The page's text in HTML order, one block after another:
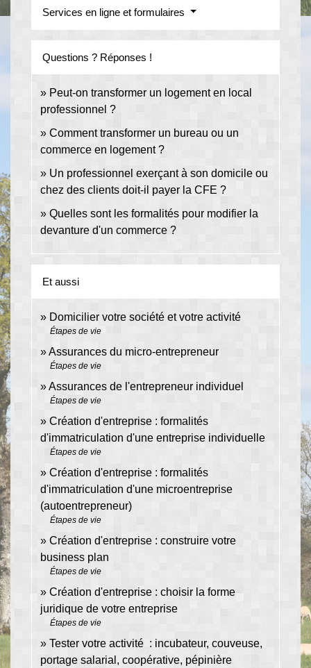
Services en ligne et formulaires
Questions ? Réponses !
Peut-on transformer un logement en local
professionnel ?
Comment transformer un bureau ou un
commerce en logement ?
Un professionnel exerçant à son domicile ou
chez des clients doit-il payer la CFE ?
Quelles sont les formalités pour modifier la
devanture d'un commerce ?
Et aussi
Domicilier votre société et votre activité
Étapes de vie
Assurances du micro-entrepreneur
Étapes de vie
Assurances de l'entrepreneur individuel
Étapes de vie
Création d'entreprise : formalités
d'immatriculation d'une entreprise individuelle
Étapes de vie
Création d'entreprise : formalités
d'immatriculation d'une microentreprise
(autoentrepreneur)
Étapes de vie
Création d'entreprise : construire votre
business plan
Étapes de vie
Création d'entreprise : choisir la forme
juridique de votre entreprise
Étapes de vie
Tester votre activité : incubateur, couveuse,
portage salarial, coopérative, pépinière